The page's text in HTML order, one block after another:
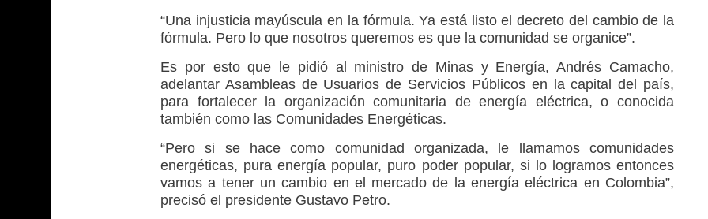
“Una injusticia mayúscula en la fórmula. Ya está listo el decreto del cambio de la
fórmula. Pero lo que nosotros queremos es que la comunidad se organice”.
Es por esto que le pidió al ministro de Minas y Energía, Andrés Camacho,
adelantar Asambleas de Usuarios de Servicios Públicos en la capital del país,
para fortalecer la organización comunitaria de energía eléctrica, o conocida
también como las Comunidades Energéticas.
“Pero si se hace como comunidad organizada, le llamamos comunidades
energéticas, pura energía popular, puro poder popular, si lo logramos entonces
vamos a tener un cambio en el mercado de la energía eléctrica en Colombia”,
precisó el presidente Gustavo Petro.